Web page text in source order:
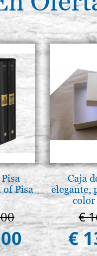
-
of Pisa
Caja
elegante,
€
€